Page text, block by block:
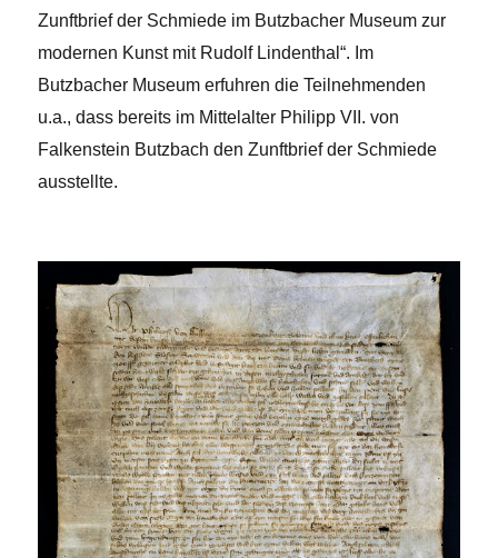
Zunftbrief der Schmiede im Butzbacher Museum zur
modernen Kunst mit Rudolf Lindenthal“. Im
Butzbacher Museum erfuhren die Teilnehmenden
u.a., dass bereits im Mittelalter Philipp VII. von
Falkenstein Butzbach den Zunftbrief der Schmiede
ausstellte.